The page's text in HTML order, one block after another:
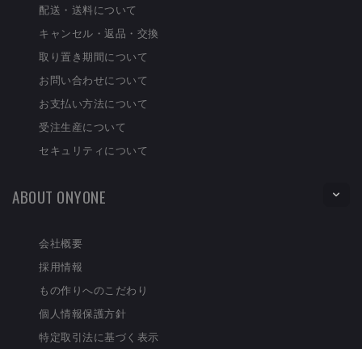
配送・送料について
キャンセル・返品・交換
取り置き期間について
お問い合わせについて
お支払い方法について
受注生産について
セキュリティについて
ABOUT ONYONE
会社概要
採用情報
もの作りへのこだわり
個人情報保護方針
特定取引法に基づく表示